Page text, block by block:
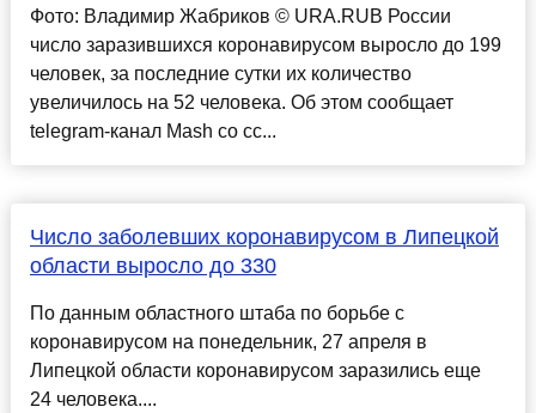
Фото: Владимир Жабриков © URA.RUВ России
число заразившихся коронавирусом выросло до 199
человек, за последние сутки их количество
увеличилось на 52 человека. Об этом сообщает
telegram-канал Mash со сс...
Число заболевших коронавирусом в Липецкой
области выросло до 330
По данным областного штаба по борьбе с
коронавирусом на понедельник, 27 апреля в
Липецкой области коронавирусом заразились еще
24 человека....